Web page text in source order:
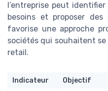
l’entreprise peut
besoins et proposer
favorise une approche
sociétés qui souhaitent
retail.
Indicateur Objectif